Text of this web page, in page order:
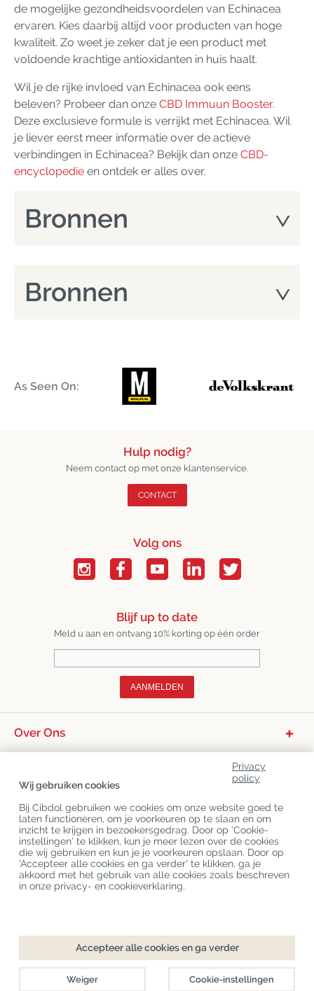
de mogelijke gezondheidsvoordelen van Echinacea
ervaren. Kies daarbij altijd voor producten van hoge
kwaliteit. Zo weet je zeker dat je een product met
voldoende krachtige antioxidanten in huis haalt.
Wil je de rijke invloed van Echinacea ook eens
beleven? Probeer dan onze CBD Immuun Booster.
Deze exclusieve formule is verrijkt met Echinacea. Wil
je liever eerst meer informatie over de actieve
verbindingen in Echinacea? Bekijk dan onze CBD-
encyclopedie en ontdek er alles over.
Bronnen
Bronnen
As Seen On:
Hulp nodig?
Neem contact op met onze klantenservice.
CONTACT
Volg ons
Blijf up to date
Meld u aan en ontvang 10% korting op één order
AANMELDEN
Over Ons
Klantenservice
Laatste CBD Blogs
Privacy
policy
Wij gebruiken cookies
Bij Cibdol gebruiken we cookies om onze website goed te
laten functioneren, om je voorkeuren op te slaan en om
inzicht te krijgen in bezoekersgedrag. Door op 'Cookie-
instellingen' te klikken, kun je meer lezen over de cookies
die wij gebruiken en kun je je voorkeuren opslaan. Door op
'Accepteer alle cookies en ga verder' te klikken, ga je
akkoord met het gebruik van alle cookies zoals beschreven
in onze privacy- en cookieverklaring.
Accepteer alle cookies en ga verder
Weiger Cookie-instellingen
Copyright © Cibdol
Last updated 09-08-2026
Cibdol bv , Handelsweg 1a, 5492NL Sint-Oedenrode, the Netherlands
KvK: 76495035 VAT: NL860644923B01